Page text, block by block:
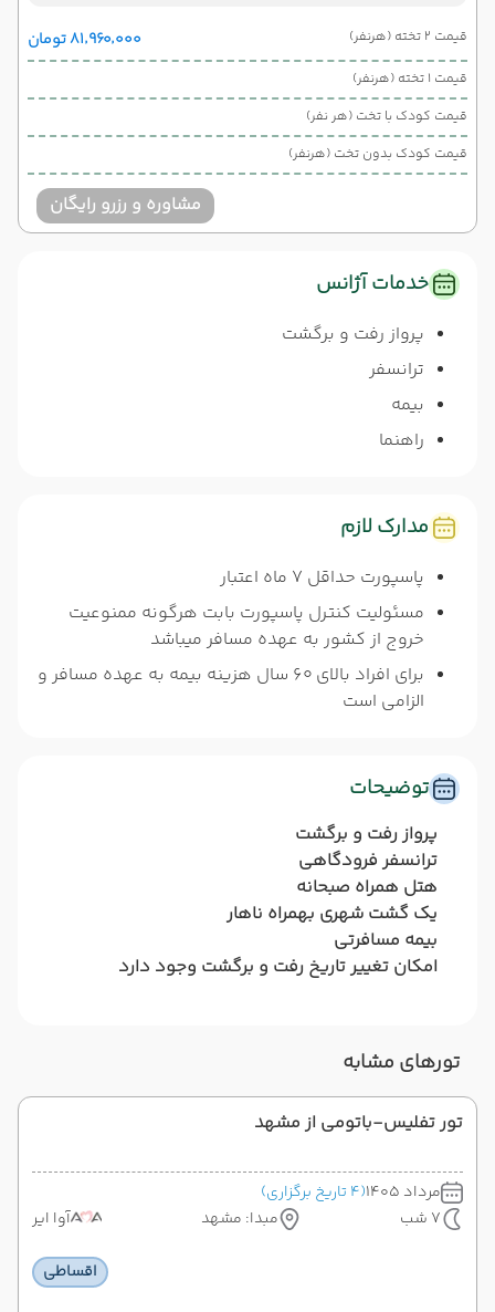
قیمت 2 تخته (هرنفر) ۸۱٬۹۶۰٬۰۰۰ تومان
قیمت 1 تخته (هرنفر)
قیمت کودک با تخت (هر نفر)
قیمت کودک بدون تخت (هرنفر)
مشاوره و رزرو رایگان
خدمات آژانس
پرواز رفت و برگشت
ترانسفر
بیمه
راهنما
مدارک لازم
پاسپورت حداقل 7 ماه اعتبار
مسئولیت کنترل پاسپورت بابت هرگونه ممنوعیت
خروج از کشور به عهده مسافر میباشد
برای افراد بالای 60 سال هزینه بیمه به عهده مسافر و
الزامی است
توضیحات
پرواز رفت و برگشت
ترانسفر فرودگاهی
هتل همراه صبحانه
یک گشت شهری بهمراه ناهار
بیمه مسافرتی
امکان تغییر تاریخ رفت و برگشت وجود دارد
تورهای مشابه
تور تفلیس-باتومی از مشهد
مرداد 1405
(4 تاریخ برگزاری)
7 شب
مبدا: مشهد آوا ایر
اقساطی